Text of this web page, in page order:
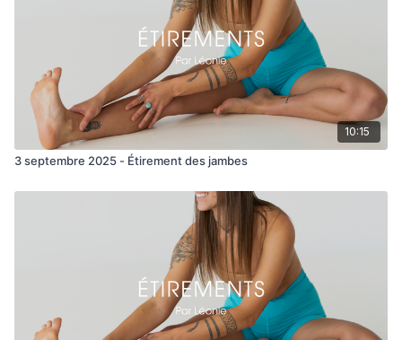
10:15
3 septembre 2025 - Étirement des jambes